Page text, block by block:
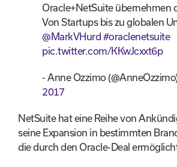
Oracle+NetSuite übernehmen
Von Startups bis zu globalen
@MarkVHurd #oraclenetsuite
pic.twitter.com/KKwJcxxt6p
- Anne Ozzimo
2017
NetSuite hat eine Reihe von
seine Expansion in bestimmten
die durch den Oracle-Deal